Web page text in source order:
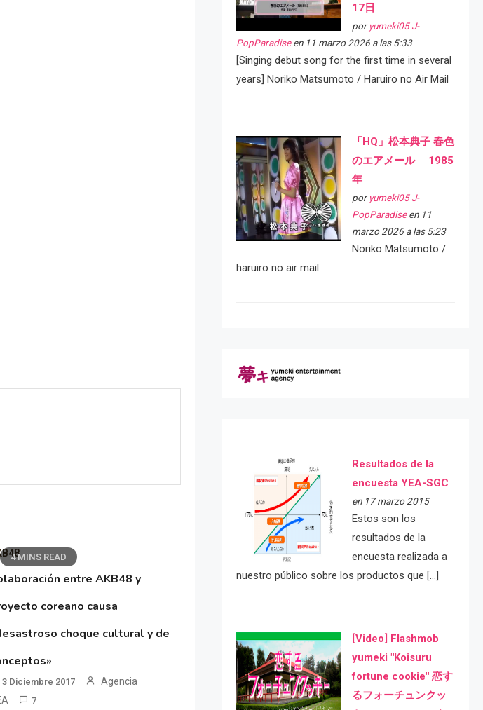
4 MINS READ
entre AKB48 y
coreano causa
choque cultural y de
3 Diciembre 2017
Agencia
7
17日
por yumeki05 J-
PopParadiseen 11 marzo 2026 a las 5:33
[Singing debut song for the first time in several
years] Noriko Matsumoto / Haruiro no Air Mail
「HQ」松本典子 春色
のエアメール 1985
年
por yumeki05 J-
PopParadiseen 11
marzo 2026 a las 5:23
Noriko Matsumoto /
haruiro no air mail
Resultados de la
encuesta YEA-SGC
en 17 marzo 2015
Estos son los
resultados de la
encuesta realizada a
nuestro público sobre los productos que […]
[Video] Flashmob
yumeki "Koisuru
fortune cookie" 恋す
るフォーチュンクッ